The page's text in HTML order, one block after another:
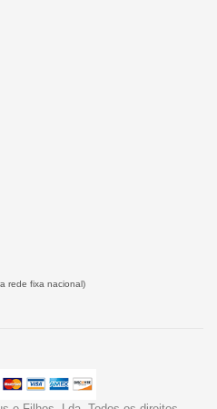
rede fixa nacional)